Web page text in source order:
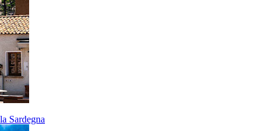
Sardegna